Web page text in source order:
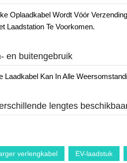
Oplaadkabel Wordt Vóór
Laadstation Te Voorkomen.
en buitengebruik
Laadkabel Kan In Alle
lengtes
verlengkabel EV-laadstuk